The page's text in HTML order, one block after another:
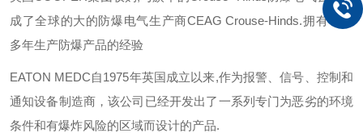
成了全球的大的防爆电气生产商CEAG Crouse-Hinds.拥有一百
多年生产防爆产品的经验
EATON MEDC自1975年英国成立以来,作为报警、信号、控制和
通知设备制造商，该公司已经开发出了一系列专门为恶劣的环境
条件和有爆炸风险的区域而设计的产品.